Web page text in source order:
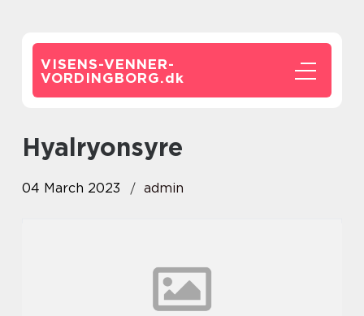
VISENS-VENNER-
VORDINGBORG.dk
hyalryonsyre
04 March 2023 admin